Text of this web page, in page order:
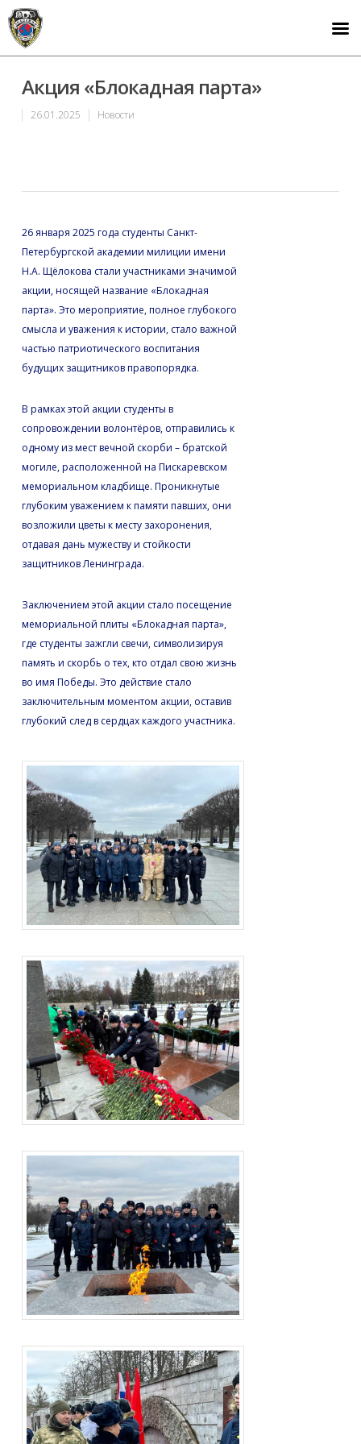
Акция «Блокадная парта»
26.01.2025 Новости
26 января 2025 года студенты Санкт-
Петербургской академии милиции имени
Н.А. Щёлокова стали участниками значимой
акции, носящей название «Блокадная
парта». Это мероприятие, полное глубокого
смысла и уважения к истории, стало важной
частью патриотического воспитания
будущих защитников правопорядка.
В рамках этой акции студенты в
сопровождении волонтёров, отправились к
одному из мест вечной скорби – братской
могиле, расположенной на Пискаревском
мемориальном кладбище. Проникнутые
глубоким уважением к памяти павших, они
возложили цветы к месту захоронения,
отдавая дань мужеству и стойкости
защитников Ленинграда.
Заключением этой акции стало посещение
мемориальной плиты «Блокадная парта»,
где студенты зажгли свечи, символизируя
память и скорбь о тех, кто отдал свою жизнь
во имя Победы. Это действие стало
заключительным моментом акции, оставив
глубокий след в сердцах каждого участника.